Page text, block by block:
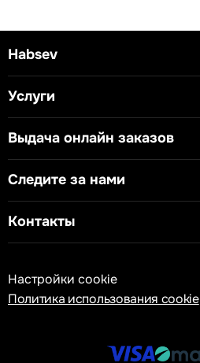
Habsev
Услуги
Выдача онлайн заказов
Следите за нами
Контакты
Настройки cookie
Политика использования cookie